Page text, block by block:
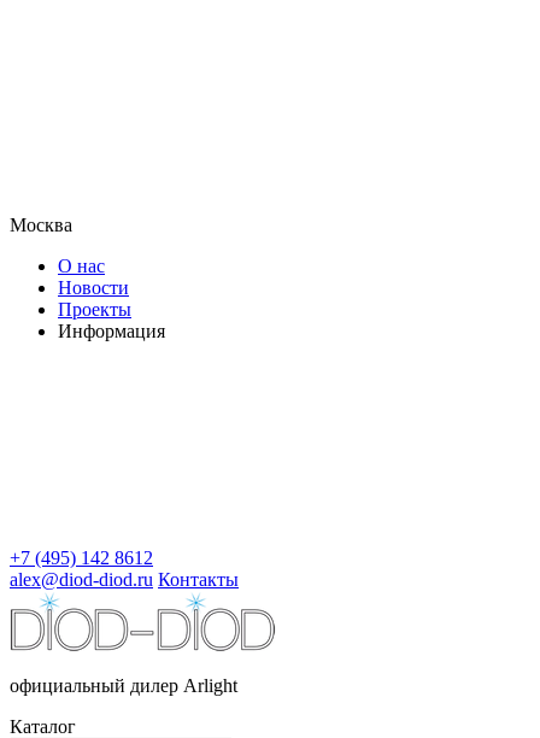
Москва
О нас
Новости
Проекты
Информация
+7 (495) 142 8612
alex@diod-diod.ru Контакты
официальный дилер Arlight
Каталог